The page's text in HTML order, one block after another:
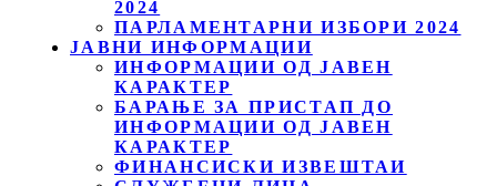
2024
ПАРЛАМЕНТАРНИ ИЗБОРИ 2024
ЈАВНИ ИНФОРМАЦИИ
ИНФОРМАЦИИ ОД ЈАВЕН
КАРАКТЕР
БАРАЊЕ ЗА ПРИСТАП ДО
ИНФОРМАЦИИ ОД ЈАВЕН
КАРАКТЕР
ФИНАНСИСКИ ИЗВЕШТАИ